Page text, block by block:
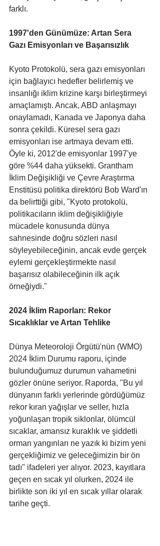
farklı.
1997'den Günümüze: Artan Sera
Gazı Emisyonları ve Başarısızlık
Kyoto Protokolü, sera gazı emisyonları
için bağlayıcı hedefler belirlemiş ve
insanlığı iklim krizine karşı birleştirmeyi
amaçlamıştı. Ancak, ABD anlaşmayı
onaylamadı, Kanada ve Japonya daha
sonra çekildi. Küresel sera gazı
emisyonları ise artmaya devam etti.
Öyle ki, 2012'de emisyonlar 1997'ye
göre %44 daha yüksekti. Grantham
İklim Değişikliği ve Çevre Araştırma
Enstitüsü politika direktörü Bob Ward'ın
da belirttiği gibi, "Kyoto protokolü,
politikacıların iklim değişikliğiyle
mücadele konusunda dünya
sahnesinde doğru sözleri nasıl
söyleyebileceğinin, ancak evde gerçek
eylemi gerçekleştirmekte nasıl
başarısız olabileceğinin ilk açık
örneğiydi."
2024 İklim Raporları: Rekor
Sıcaklıklar ve Artan Tehlike
Dünya Meteoroloji Örgütü'nün (WMO)
2024 İklim Durumu raporu, içinde
bulunduğumuz durumun vahametini
gözler önüne seriyor. Raporda, "Bu yıl
dünyanın farklı yerlerinde gördüğümüz
rekor kıran yağışlar ve seller, hızla
yoğunlaşan tropik siklonlar, ölümcül
sıcaklar, amansız kuraklık ve şiddetli
orman yangınları ne yazık ki bizim yeni
gerçekliğimiz ve geleceğimizin bir ön
tadı" ifadeleri yer alıyor. 2023, kayıtlara
geçen en sıcak yıl olurken, 2024 ile
birlikte son iki yıl en sıcak yıllar olarak
tarihe geçti.